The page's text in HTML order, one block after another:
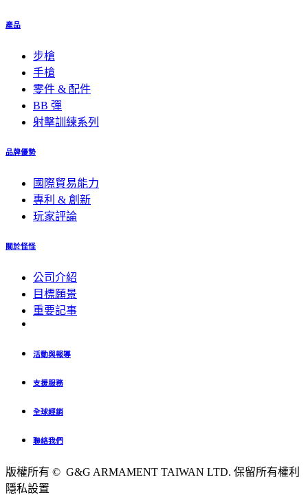
產品
步槍
手槍
零件 & 配件
BB 彈
射擊訓練系列
品牌優勢
國際貿易能力
專利 & 創新
玩家評論
關於怪怪
公司介紹
目標願景
重要記事
活動與報導
支援服務
全球經銷
聯絡我們
版權所有 © G&G ARMAMENT TAIWAN LTD. 保留所有權利
隱私設置